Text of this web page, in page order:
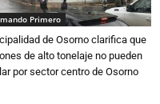
Primero
de Osorno clarifica que
de alto tonelaje no pueden
por sector centro de Osorno